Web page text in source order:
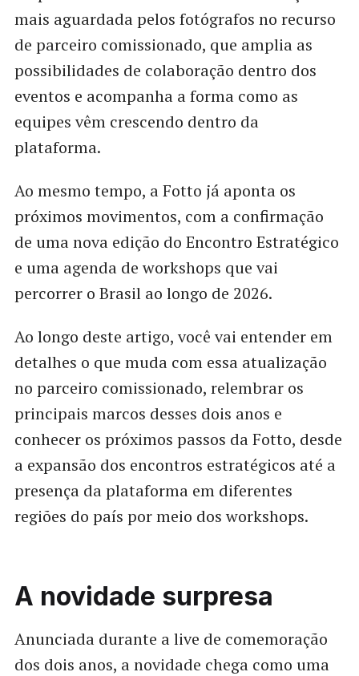
mais aguardada pelos fotógrafos no recurso
de parceiro comissionado, que amplia as
possibilidades de colaboração dentro dos
eventos e acompanha a forma como as
equipes vêm crescendo dentro da
plataforma.
Ao mesmo tempo, a Fotto já aponta os
próximos movimentos, com a confirmação
de uma nova edição do Encontro Estratégico
e uma agenda de workshops que vai
percorrer o Brasil ao longo de 2026.
Ao longo deste artigo, você vai entender em
detalhes o que muda com essa atualização
no parceiro comissionado, relembrar os
principais marcos desses dois anos e
conhecer os próximos passos da Fotto, desde
a expansão dos encontros estratégicos até a
presença da plataforma em diferentes
regiões do país por meio dos workshops.
A novidade surpresa
Anunciada durante a live de comemoração
dos dois anos, a novidade chega como uma